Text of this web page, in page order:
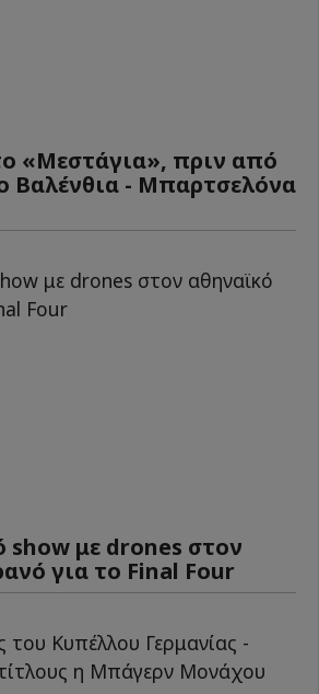
«Μεστάγια», πριν από
Βαλένθια - Μπαρτσελόνα
show με drones στον
για το Final Four